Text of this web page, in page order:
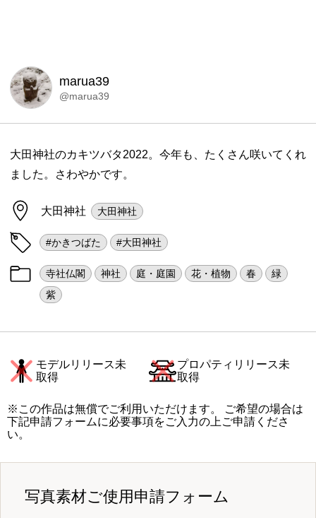
marua39
@marua39
大田神社のカキツバタ2022。今年も、たくさん咲いてくれ
ました。さわやかです。
大田神社 大田神社
#かきつばた #大田神社
寺社仏閣 神社 庭・庭園 花・植物 春
緑
紫
モデルリリース未
取得
プロパティリリース未
取得
※この作品は無償でご利用いただけます。 ご希望の場合は
下記申請フォームに必要事項をご入力の上ご申請くださ
い。
写真素材ご使用申請フォーム